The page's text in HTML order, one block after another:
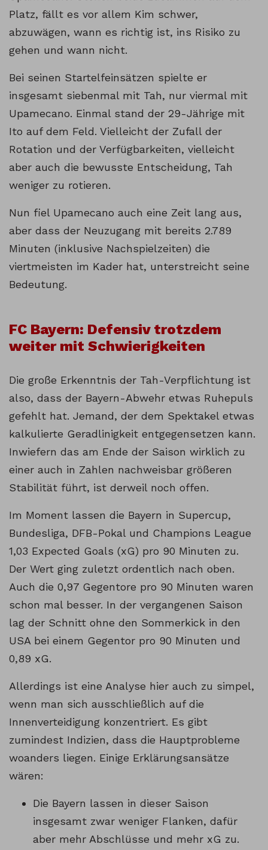
Platz, fällt es vor allem Kim schwer,
abzuwägen, wann es richtig ist, ins Risiko zu
gehen und wann nicht.
Bei seinen Startelfeinsätzen spielte er
insgesamt siebenmal mit Tah, nur viermal mit
Upamecano. Einmal stand der 29-Jährige mit
Ito auf dem Feld. Vielleicht der Zufall der
Rotation und der Verfügbarkeiten, vielleicht
aber auch die bewusste Entscheidung, Tah
weniger zu rotieren.
Nun fiel Upamecano auch eine Zeit lang aus,
aber dass der Neuzugang mit bereits 2.789
Minuten (inklusive Nachspielzeiten) die
viertmeisten im Kader hat, unterstreicht seine
Bedeutung.
FC Bayern: Defensiv trotzdem
weiter mit Schwierigkeiten
Die große Erkenntnis der Tah-Verpflichtung ist
also, dass der Bayern-Abwehr etwas Ruhepuls
gefehlt hat. Jemand, der dem Spektakel etwas
kalkulierte Geradlinigkeit entgegensetzen kann.
Inwiefern das am Ende der Saison wirklich zu
einer auch in Zahlen nachweisbar größeren
Stabilität führt, ist derweil noch offen.
Im Moment lassen die Bayern in Supercup,
Bundesliga, DFB-Pokal und Champions League
1,03 Expected Goals (xG) pro 90 Minuten zu.
Der Wert ging zuletzt ordentlich nach oben.
Auch die 0,97 Gegentore pro 90 Minuten waren
schon mal besser. In der vergangenen Saison
lag der Schnitt ohne den Sommerkick in den
USA bei einem Gegentor pro 90 Minuten und
0,89 xG.
Allerdings ist eine Analyse hier auch zu simpel,
wenn man sich ausschließlich auf die
Innenverteidigung konzentriert. Es gibt
zumindest Indizien, dass die Hauptprobleme
woanders liegen. Einige Erklärungsansätze
wären:
Die Bayern lassen in dieser Saison
insgesamt zwar weniger Flanken, dafür
aber mehr Abschlüsse und mehr xG zu.